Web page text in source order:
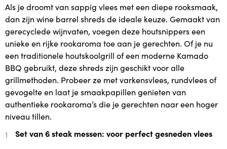
Als je droomt van sappig vlees met een diepe rooksmaak,
dan zijn wine barrel shreds de ideale keuze. Gemaakt van
gerecyclede wijnvaten, voegen deze houtsnippers een
unieke en rijke rookaroma toe aan je gerechten. Of je nu
een traditionele houtskoolgrill of een moderne Kamado
BBQ gebruikt, deze shreds zijn geschikt voor alle
grillmethoden. Probeer ze met varkensvlees, rundvlees of
gevogelte en laat je smaakpapillen genieten van
authentieke rookaroma’s die je gerechten naar een hoger
niveau tillen.
Set van 6 steak messen: voor perfect gesneden vlees